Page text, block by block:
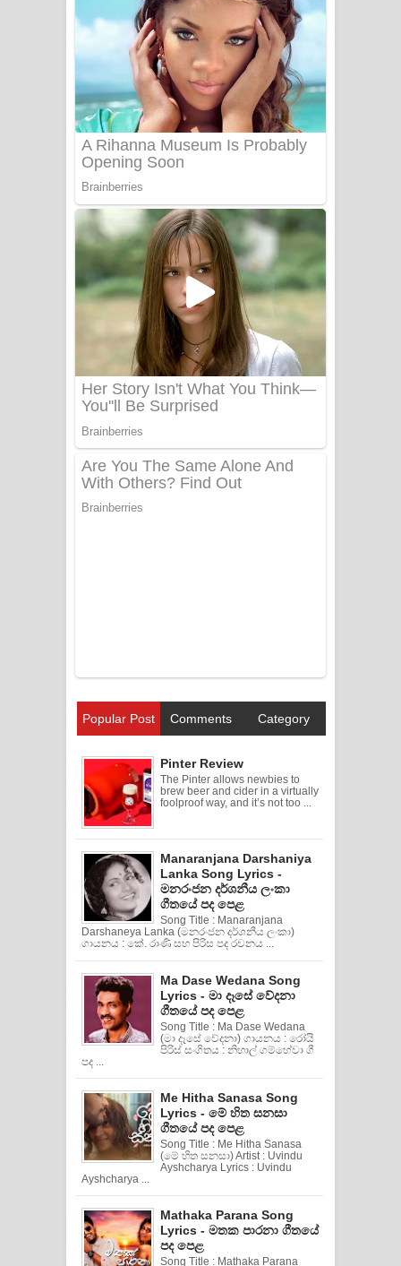
Popular Post Comments Category
Pinter Review
The Pinter allows newbies to
brew beer and cider in a virtually
foolproof way, and it’s not too ...
Manaranjana Darshaniya
Lanka Song Lyrics -
මනරංජන දර්ශනීය ලංකා
ගීතයේ පද පෙළ
Song Title : Manaranjana
Darshaneya Lanka (මනරංජන දර්ශනීය ලංකා)
ගායනය : කේ. රාණි සහ පිරිස පද රචනය ...
Ma Dase Wedana Song
Lyrics - මා දෑසේ වේදනා
ගීතයේ පද පෙළ
Song Title : Ma Dase Wedana
(මා දෑසේ වේදනා) ගායනය : රෝයි
පිරිස් සංගිතය : නිහාල් ගම්හේවා ගී
පද ...
Me Hitha Sanasa Song
Lyrics - මේ හිත සනසා
ගීතයේ පද පෙළ
Song Title : Me Hitha Sanasa
(මේ හිත සනසා) Artist : Uvindu
Ayshcharya Lyrics : Uvindu
Ayshcharya ...
Mathaka Parana Song
Lyrics - මතක පාරනා ගීතයේ
පද පෙළ
Song Title : Mathaka Parana